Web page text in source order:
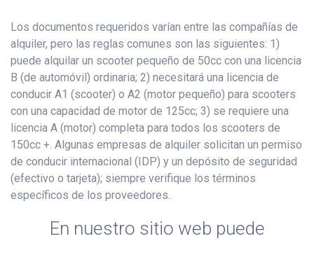
Los documentos requeridos varían entre las compañías de
alquiler, pero las reglas comunes son las siguientes: 1)
puede alquilar un scooter pequeño de 50cc con una licencia
B (de automóvil) ordinaria; 2) necesitará una licencia de
conducir A1 (scooter) o A2 (motor pequeño) para scooters
con una capacidad de motor de 125cc; 3) se requiere una
licencia A (motor) completa para todos los scooters de
150cc +. Algunas empresas de alquiler solicitan un permiso
de conducir internacional (IDP) y un depósito de seguridad
(efectivo o tarjeta); siempre verifique los términos
específicos de los proveedores.
En nuestro sitio web puede